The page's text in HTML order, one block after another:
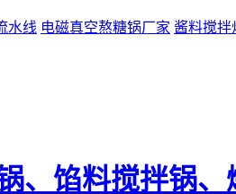
水线 电磁真空熬糖锅厂家 酱料搅拌
、馅料搅拌锅